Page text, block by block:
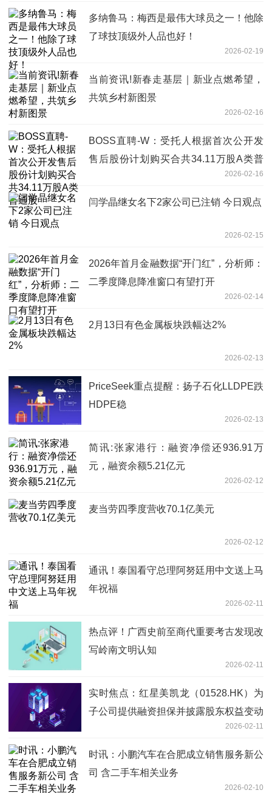
多纳鲁马：梅西是最伟大球员之一！他除
了球技顶级外人品也好！
2026-02-19
当前资讯!新春走基层｜新业点燃希望，
共筑乡村新图景
2026-02-16
BOSS直聘-W：受托人根据首次公开发
售后股份计划购买合共34.11万股A类普
2026-02-16
闫学晶继女名下2家公司已注销 今日观点
2026-02-15
2026年首月金融数据“开门红”，分析师：
二季度降息降准窗口有望打开
2026-02-14
2月13日有色金属板块跌幅达2%
2026-02-13
PriceSeek重点提醒：扬子石化LLDPE跌
HDPE稳
2026-02-13
简讯:张家港行：融资净偿还936.91万
元，融资余额5.21亿元
2026-02-12
麦当劳四季度营收70.1亿美元
2026-02-12
通讯！泰国看守总理阿努廷用中文送上马
年祝福
2026-02-11
热点评！广西史前至商代重要考古发现改
写岭南文明认知
2026-02-11
实时焦点：红星美凯龙（01528.HK）为
子公司提供融资担保并披露股东权益变动
2026-02-11
时讯：小鹏汽车在合肥成立销售服务新公
司 含二手车相关业务
2026-02-10